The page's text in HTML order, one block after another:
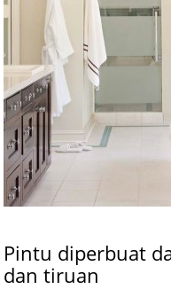
Pintu diperbuat
dan tiruan